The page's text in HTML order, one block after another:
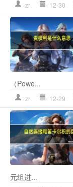
zr 12-30
（Powe...
zr 12-29
元组进...